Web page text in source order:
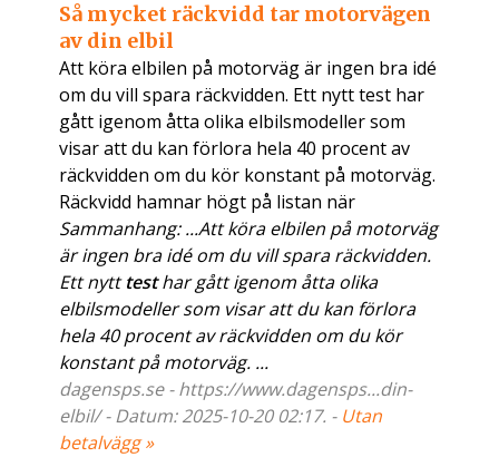
Så mycket räckvidd tar motorvägen
av din elbil
Att köra elbilen på motorväg är ingen bra idé
om du vill spara räckvidden. Ett nytt test har
gått igenom åtta olika elbilsmodeller som
visar att du kan förlora hela 40 procent av
räckvidden om du kör konstant på motorväg.
Räckvidd hamnar högt på listan när
Sammanhang: ...Att köra elbilen på motorväg
är ingen bra idé om du vill spara räckvidden.
Ett nytttesthar gått igenom åtta olika
elbilsmodeller som visar att du kan förlora
hela 40 procent av räckvidden om du kör
konstant på motorväg. ...
dagensps.se - https://www.dagensps...din-
elbil/ - Datum: 2025-10-20 02:17. - Utan
betalvägg »